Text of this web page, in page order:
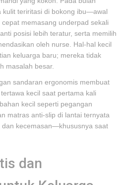
kulit teriritasi di bokong ibu—awal
memasang underpad sekali
posisi lebih teratur, serta memilih
oleh nurse. Hal-hal kecil
keluarga baru; mereka tidak
masalah besar.
sandaran ergonomis membuat
kecil saat pertama kali
kecil seperti pegangan
matras anti-slip di lantai ternyata
kecemasan—khususnya saat
dan